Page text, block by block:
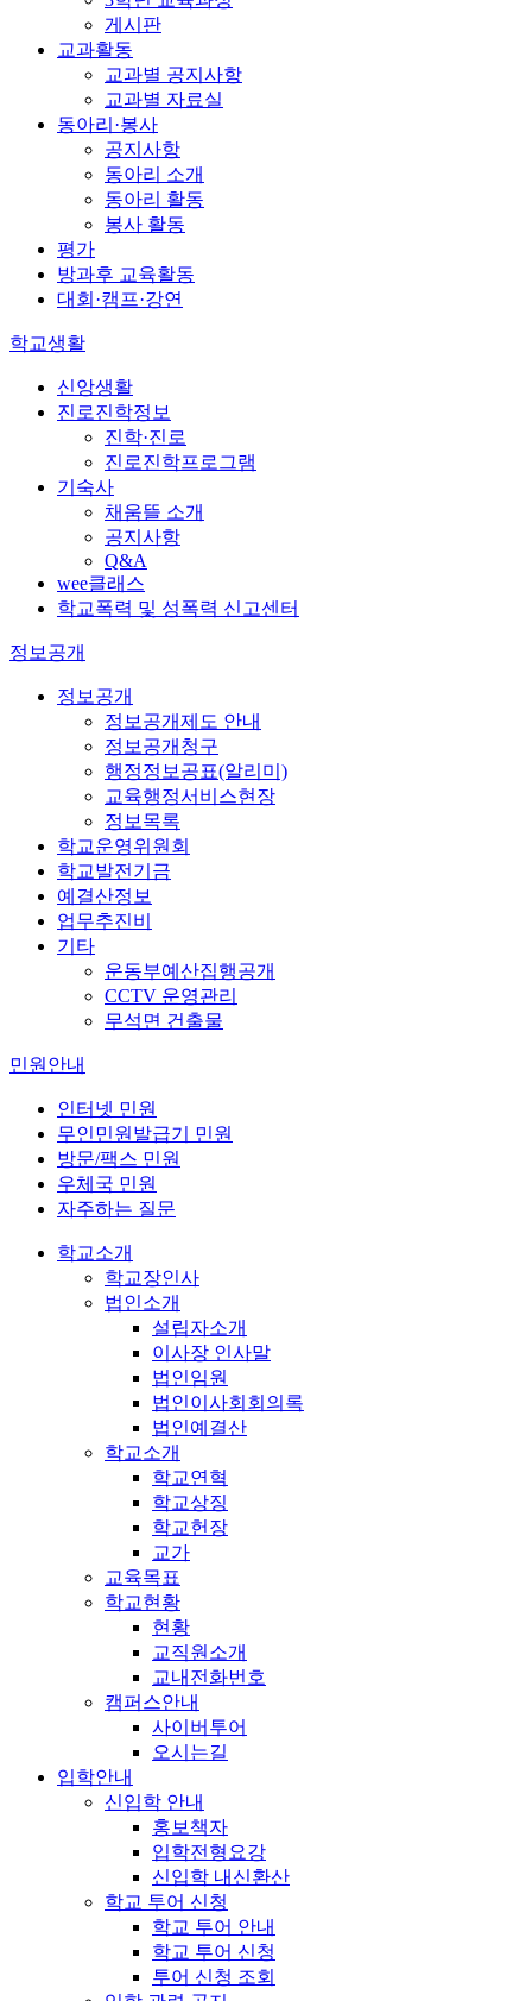
게시판
교과활동
교과별 공지사항
교과별 자료실
동아리·봉사
공지사항
동아리 소개
동아리 활동
봉사 활동
평가
방과후 교육활동
대회·캠프·강연
학교생활
신앙생활
진로진학정보
진학·진로
진로진학프로그램
기숙사
채움뜰 소개
공지사항
Q&A
wee클래스
학교폭력 및 성폭력 신고센터
정보공개
정보공개
정보공개제도 안내
정보공개청구
행정정보공표(알리미)
교육행정서비스현장
정보목록
학교운영위원회
학교발전기금
예결산정보
업무추진비
기타
운동부예산집행공개
CCTV 운영관리
무석면 건출물
민원안내
인터넷 민원
무인민원발급기 민원
방문/팩스 민원
우체국 민원
자주하는 질문
학교소개
학교장인사
법인소개
설립자소개
이사장 인사말
법인임원
법인이사회회의록
법인예결산
학교소개
학교연혁
학교상징
학교헌장
교가
교육목표
학교현황
현황
교직원소개
교내전화번호
캠퍼스안내
사이버투어
오시는길
입학안내
신입학 안내
홍보책자
입학전형요강
신입학 내신환산
학교 투어 신청
학교 투어 안내
학교 투어 신청
투어 신청 조회